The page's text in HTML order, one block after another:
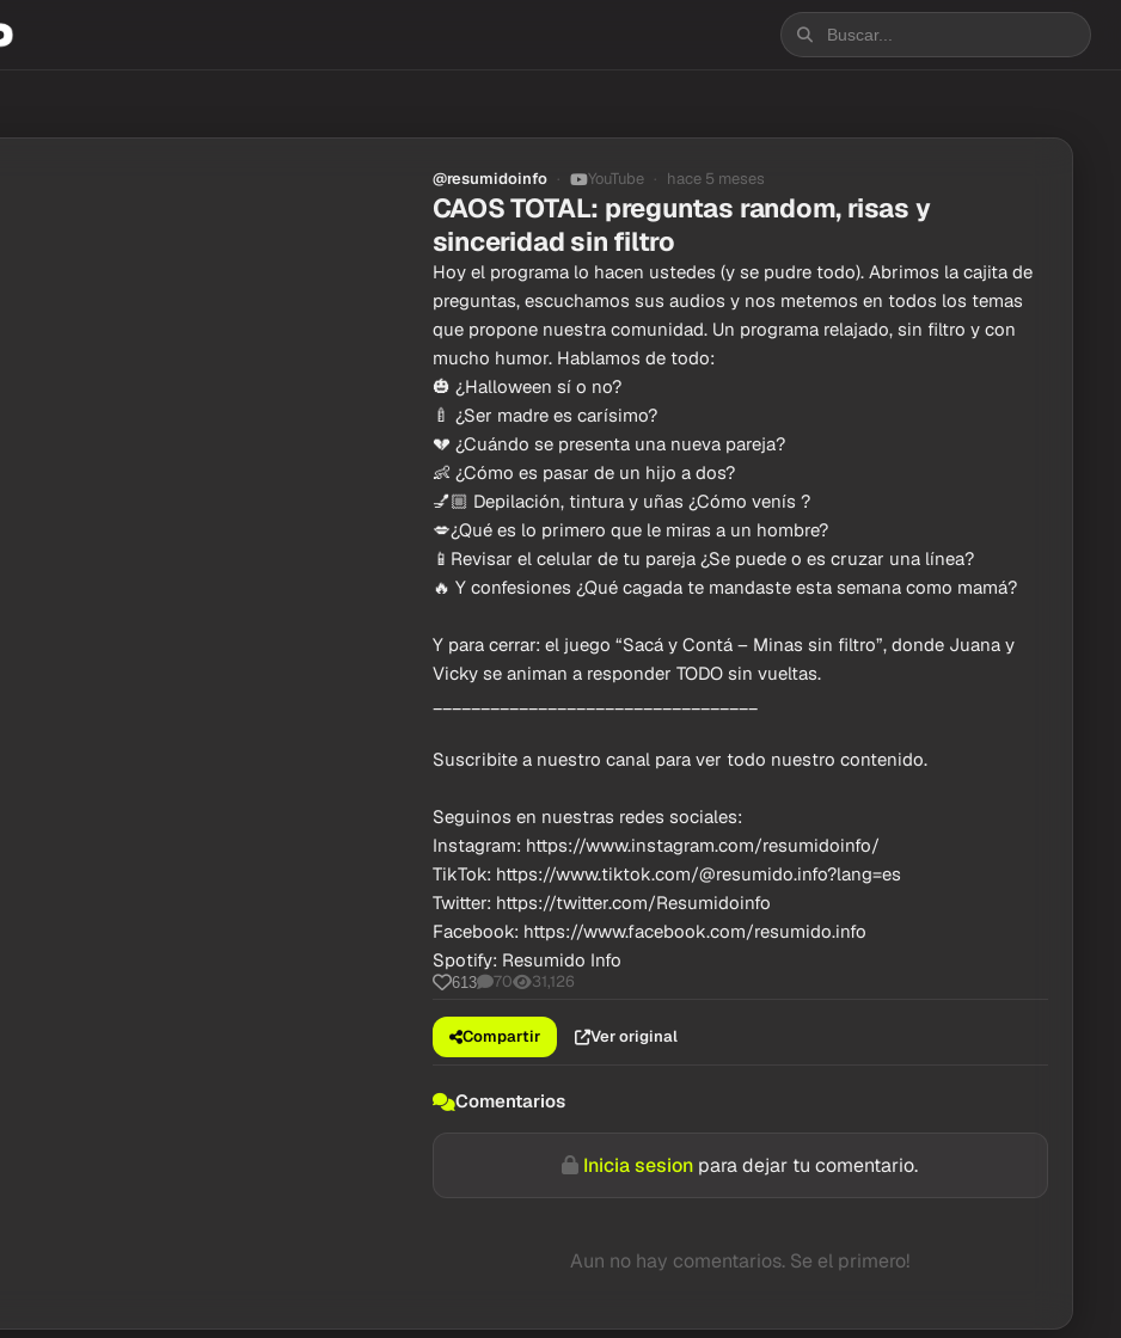
@resumidoinfo YouTube hace 5 meses
CAOS TOTAL: preguntas random, risas y
sinceridad sin filtro
Hoy el programa lo hacen ustedes (y se pudre todo). Abrimos la cajita de
preguntas, escuchamos sus audios y nos metemos en todos los temas
que propone nuestra comunidad. Un programa relajado, sin filtro y con
mucho humor. Hablamos de todo:
🎃 ¿Halloween sí o no?
🍼 ¿Ser madre es carísimo?
💔 ¿Cuándo se presenta una nueva pareja?
👶 ¿Cómo es pasar de un hijo a dos?
💅🏼 Depilación, tintura y uñas ¿Cómo venís ?
💋¿Qué es lo primero que le miras a un hombre?
📱Revisar el celular de tu pareja ¿Se puede o es cruzar una línea?
🔥 Y confesiones ¿Qué cagada te mandaste esta semana como mamá?
Y para cerrar: el juego “Sacá y Contá – Minas sin filtro”, donde Juana y
Vicky se animan a responder TODO sin vueltas.
Suscribite a nuestro canal para ver todo nuestro contenido.
Seguinos en nuestras redes sociales:
Instagram: https://www.instagram.com/resumidoinfo/
TikTok: https://www.tiktok.com/@resumido.info?lang=es
Twitter: https://twitter.com/Resumidoinfo
Facebook: https://www.facebook.com/resumido.info
Spotify: Resumido Info
613 70 31,126
Compartir Ver original
Comentarios
Inicia sesion para dejar tu comentario.
Aun no hay comentarios. Se el primero!